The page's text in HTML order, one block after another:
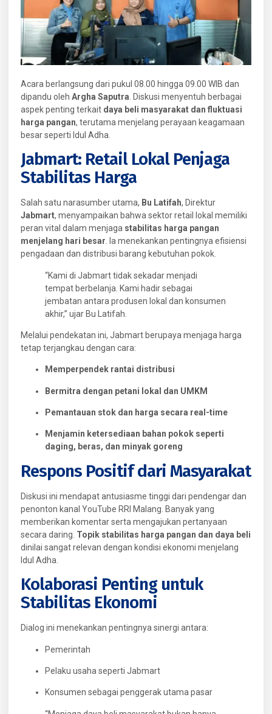
Acara berlangsung dari pukul 08.00 hingga 09.00 WIB dan
dipandu oleh Argha Saputra . Diskusi menyentuh berbagai
aspek penting terkait daya beli masyarakat dan fluktuasi
harga pangan, terutama menjelang perayaan keagamaan
besar seperti Idul Adha.
Jabmart: Retail Lokal Penjaga
Stabilitas Harga
Salah satu narasumber utama, Bu Latifah, Direktur
Jabmart, menyampaikan bahwa sektor retail lokal memiliki
peran vital dalam menjaga stabilitas harga pangan
menjelang hari besar . Ia menekankan pentingnya efisiensi
pengadaan dan distribusi barang kebutuhan pokok.
“Kami di Jabmart tidak sekadar menjadi
tempat berbelanja. Kami hadir sebagai
jembatan antara produsen lokal dan konsumen
akhir,” ujar Bu Latifah.
Melalui pendekatan ini, Jabmart berupaya menjaga harga
tetap terjangkau dengan cara:
Memperpendek rantai distribusi
Bermitra dengan petani lokal dan UMKM
Pemantauan stok dan harga secara real-time
Menjamin ketersediaan bahan pokok seperti
daging, beras, dan minyak goreng
Respons Positif dari Masyarakat
Diskusi ini mendapat antusiasme tinggi dari pendengar dan
penonton kanal YouTube RRI Malang. Banyak yang
memberikan komentar serta mengajukan pertanyaan
secara daring. Topik stabilitas harga pangan dan daya beli
dinilai sangat relevan dengan kondisi ekonomi menjelang
Idul Adha.
Kolaborasi Penting untuk
Stabilitas Ekonomi
Dialog ini menekankan pentingnya sinergi antara:
Pemerintah
Pelaku usaha seperti Jabmart
Konsumen sebagai penggerak utama pasar